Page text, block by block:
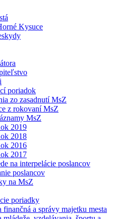
Kysuce
poriadok
zo zasadnutí MsZ
z rokovaní MsZ
MsZ
2019
2018
2016
2017
na interpelácie poslancov
poslancov
na MsZ
poriadky
finančná a správy majetku mesta